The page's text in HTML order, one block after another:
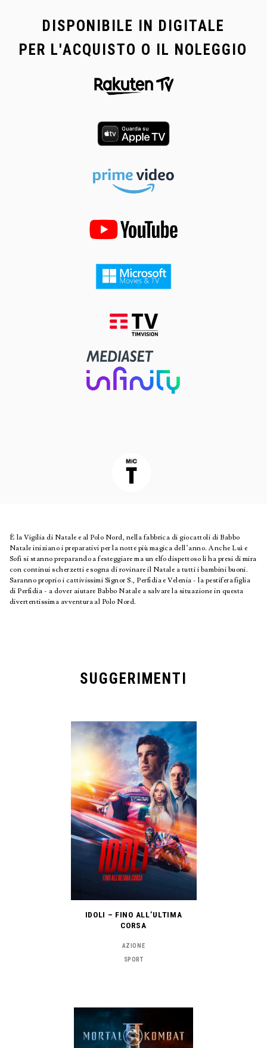
DISPONIBILE IN DIGITALE
PER L'ACQUISTO O IL NOLEGGIO
È la Vigilia di Natale e al Polo Nord, nella fabbrica di giocattoli di Babbo
Natale iniziano i preparativi per la notte più magica dell’anno. Anche Luì e
Sofì si stanno preparando a festeggiare ma un elfo dispettoso li ha presi di mira
con continui scherzetti e sogna di rovinare il Natale a tutti i bambini buoni.
Saranno proprio i cattivissimi Signor S., Perfidia e Velenia - la pestifera figlia
di Perfidia - a dover aiutare Babbo Natale a salvare la situazione in questa
divertentissima avventura al Polo Nord.
SUGGERIMENTI
IDOLI – FINO ALL’ULTIMA
CORSA
AZIONE
SPORT